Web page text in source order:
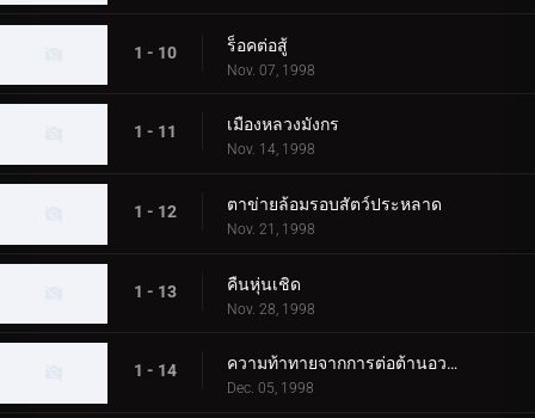
1 - 10 ร็อคต่อสู้
Nov. 07, 1998
1 - 11 เมืองหลวงมังกร
Nov. 14, 1998
1 - 12 ตาข่ายล้อมรอบสัตว์ประหลาด
Nov. 21, 1998
1 - 13 คืนหุ่นเชิด
Nov. 28, 1998
1 - 14 ความท้าทายจากการต่อต้านอวกาศ
Dec. 05, 1998